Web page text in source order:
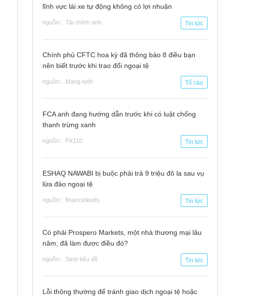
lĩnh vực lái xe tự động không có lợi nhuận
nguồn：Tài chính anh Tin tức
Chính phủ CFTC hoa kỳ đã thông báo 8 điều bạn
nên biết trước khi trao đổi ngoại tệ
nguồn：Mạng lưới Tố cáo
FCA anh đang hướng dẫn trước khi có luật chống
thanh trừng xanh
nguồn：FX110 Tin tức
ESHAQ NAWABI bị buộc phải trả 9 triệu đô la sau vụ
lừa đảo ngoại tệ
nguồn：financefeeds Tin tức
Có phải Prospero Markets, một nhà thương mại lâu
năm, đã làm được điều đó?
nguồn：Sere tiêu đề Tin tức
Lỗi thông thường để tránh giao dịch ngoại tệ hoặc